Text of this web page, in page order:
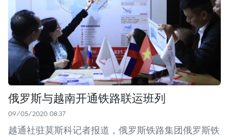
俄罗斯与越南开通铁路联运班列
09/05/2020 08:37
越通社驻莫斯科记者报道，俄罗斯铁路集团俄罗斯铁